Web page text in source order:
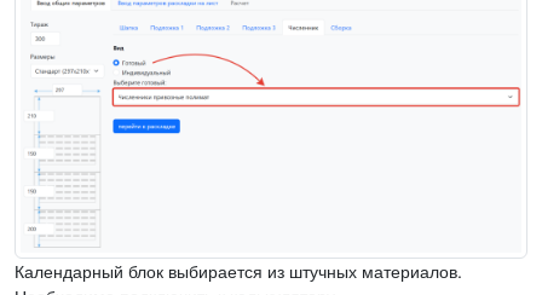
Календарный блок выбирается из штучных материалов.